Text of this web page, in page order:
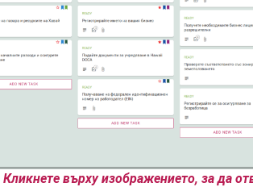
Кликнете върху изображението, за да